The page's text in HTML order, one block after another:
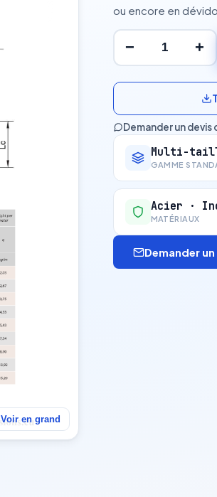
Voir en grand
ou encore en
− +
Demander un devis
Multi-
GAMME
Acier ·
MATÉRIAUX
Demander